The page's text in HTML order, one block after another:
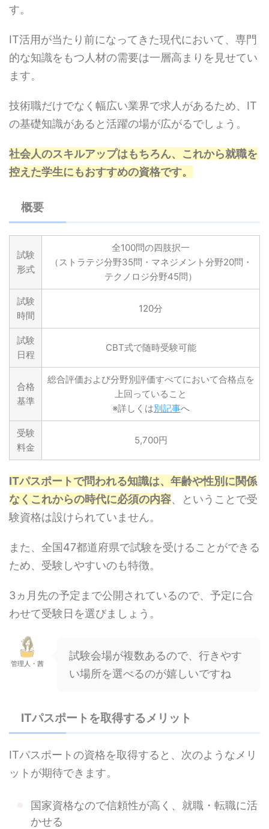
す。
IT活用が当たり前になってきた現代において、専門
的な知識をもつ人材の需要は一層高まりを見せてい
ます。
技術職だけでなく幅広い業界で求人があるため、IT
の基礎知識があると活躍の場が広がるでしょう。
社会人のスキルアップはもちろん、これから就職を
控えた学生にもおすすめの資格です。
概要
試験
形式
全100問の四肢択一
（ストラテジ分野35問・マネジメント分野20問・
テクノロジ分野45問）
試験
時間
120分
試験
日程
CBT式で随時受験可能
合格
基準
総合評価および分野別評価すべてにおいて合格点を
上回っていること
※詳しくは別記事へ
受験
料金
5,700円
ITパスポートで問われる知識は、年齢や性別に関係
なくこれからの時代に必須の内容、ということで受
験資格は設けられていません。
また、全国47都道府県で試験を受けることができる
ため、受験しやすいのも特徴。
3ヵ月先の予定まで公開されているので、予定に合
わせて受験日を選びましょう。
管理人・茜
試験会場が複数あるので、行きやす
い場所を選べるのが嬉しいですね
ITパスポートを取得するメリット
ITパスポートの資格を取得すると、次のようなメリ
ットが期待できます。
国家資格なので信頼性が高く、就職・転職に活
かせる